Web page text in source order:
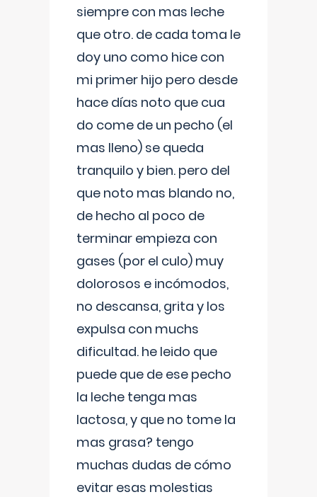
siempre con mas leche
que otro. de cada toma le
doy uno como hice con
mi primer hijo pero desde
hace días noto que cua
do come de un pecho (el
mas lleno) se queda
tranquilo y bien. pero del
que noto mas blando no,
de hecho al poco de
terminar empieza con
gases (por el culo) muy
dolorosos e incómodos,
no descansa, grita y los
expulsa con muchs
dificultad. he leido que
puede que de ese pecho
la leche tenga mas
lactosa, y que no tome la
mas grasa? tengo
muchas dudas de cómo
evitar esas molestias